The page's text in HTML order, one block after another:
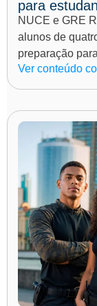
para
NUCE e GRE
alunos de
preparação
Ver conteúdo